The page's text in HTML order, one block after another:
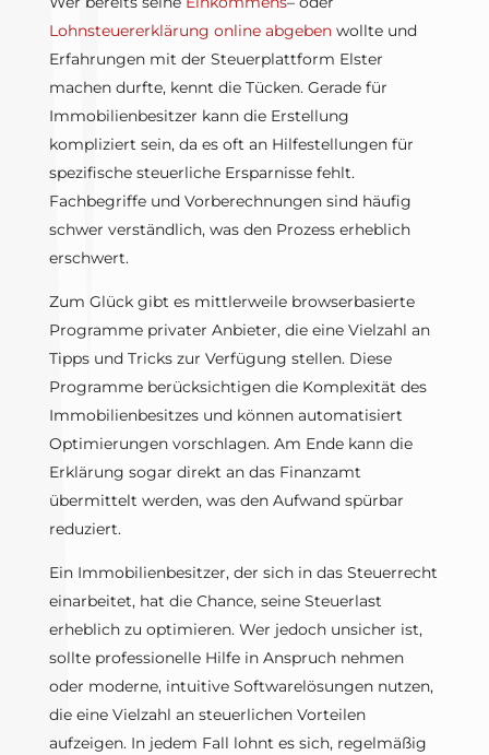
Lohnsteuererklärung online abgebenwollte und
Erfahrungen mit der Steuerplattform Elster
machen durfte, kennt die Tücken. Gerade für
Immobilienbesitzer kann die Erstellung
kompliziert sein, da es oft an Hilfestellungen für
spezifische steuerliche Ersparnisse fehlt.
Fachbegriffe und Vorberechnungen sind häufig
schwer verständlich, was den Prozess erheblich
erschwert.
Zum Glück gibt es mittlerweile browserbasierte
Programme privater Anbieter, die eine Vielzahl an
Tipps und Tricks zur Verfügung stellen. Diese
Programme berücksichtigen die Komplexität des
Immobilienbesitzes und können automatisiert
Optimierungen vorschlagen. Am Ende kann die
Erklärung sogar direkt an das Finanzamt
übermittelt werden, was den Aufwand spürbar
reduziert.
Ein Immobilienbesitzer, der sich in das Steuerrecht
einarbeitet, hat die Chance, seine Steuerlast
erheblich zu optimieren. Wer jedoch unsicher ist,
sollte professionelle Hilfe in Anspruch nehmen
oder moderne, intuitive Softwarelösungen nutzen,
die eine Vielzahl an steuerlichen Vorteilen
aufzeigen. In jedem Fall lohnt es sich, regelmäßig